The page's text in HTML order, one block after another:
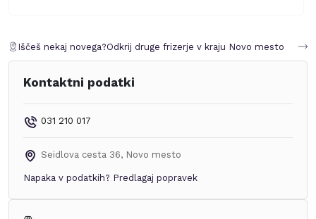
Iščeš nekaj novega?Odkrij druge frizerje v kraju Novo mesto
Kontaktni podatki
031 210 017
Seidlova cesta 36, Novo mesto
Napaka v podatkih? Predlagaj popravek